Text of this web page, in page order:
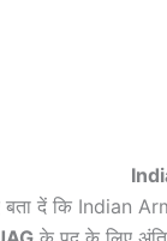
दें कि Indian